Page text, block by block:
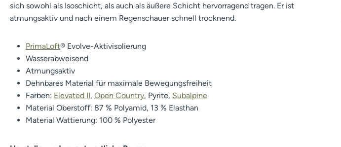
sich sowohl als Isoschicht, als auch als äußere Schicht hervorragend tragen. Er ist
atmungsaktiv und nach einem Regenschauer schnell trocknend.
PrimaLoft® Evolve-Aktivisolierung
Wasserabweisend
Atmungsaktiv
Dehnbares Material für maximale Bewegungsfreiheit
Farben: Elevated II, Open Country, Pyrite, Subalpine
Material Oberstoff: 87 % Polyamid, 13 % Elasthan
Material Wattierung: 100 % Polyester